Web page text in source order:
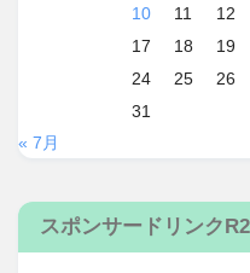
10
11 12
17
18 19
24
25 26
31
« 7月
スポンサードリンクR2